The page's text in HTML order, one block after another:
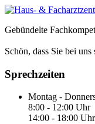
Gebündelte
Schön, dass Sie bei uns
Sprechzeiten
Montag -
8:00 - 12:00 Uhr
14:00 - 18:00 Uhr